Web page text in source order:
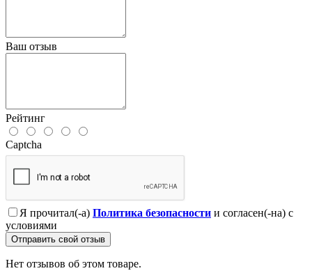
Ваш отзыв
Рейтинг
Captcha
Я прочитал(-а) Политика безопасности и согласен(-на) с
условиями
Отправить свой отзыв
Нет отзывов об этом товаре.